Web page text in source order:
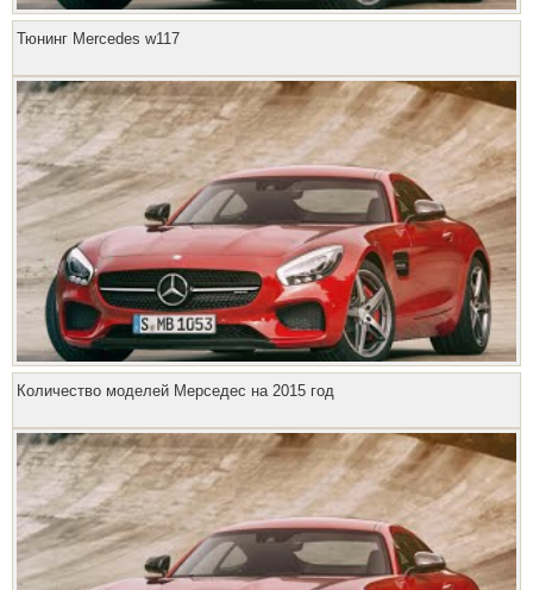
Тюнинг Mercedes w117
Количество моделей Мерседес на 2015 год